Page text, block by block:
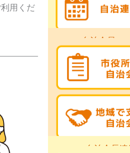
用くだ
自治会員へ
自治会長